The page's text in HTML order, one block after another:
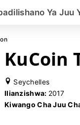
Ya Juu
KuCoin
Seychelles
Ilianzishwa: 2017
Kiwango Cha Juu